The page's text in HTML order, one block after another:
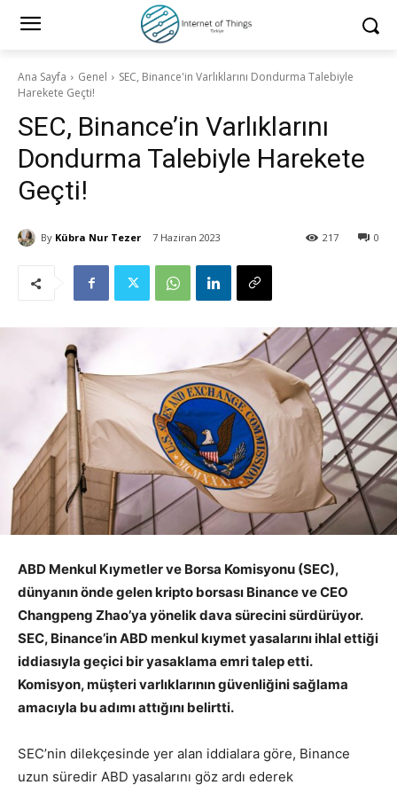
Ana Sayfa Genel
SEC, Binance'in Varlıklarını Dondurma Talebiyle
Harekete Geçti!
SEC, Binance’in Varlıklarını
Dondurma Talebiyle Harekete
Geçti!
By Kübra Nur Tezer 7 Haziran 2023 0
217
ABD Menkul Kıymetler ve Borsa Komisyonu (SEC),
dünyanın önde gelen kripto borsası Binance ve CEO
Changpeng Zhao’ya yönelik dava sürecini sürdürüyor.
SEC, Binance’in ABD menkul kıymet yasalarını ihlal ettiği
iddiasıyla geçici bir yasaklama emri talep etti.
Komisyon, müşteri varlıklarının güvenliğini sağlama
amacıyla bu adımı attığını belirtti.
SEC’nin dilekçesinde yer alan iddialara göre, Binance
uzun süredir ABD yasalarını göz ardı ederek